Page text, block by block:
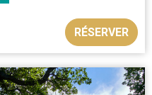
RÉSERVER